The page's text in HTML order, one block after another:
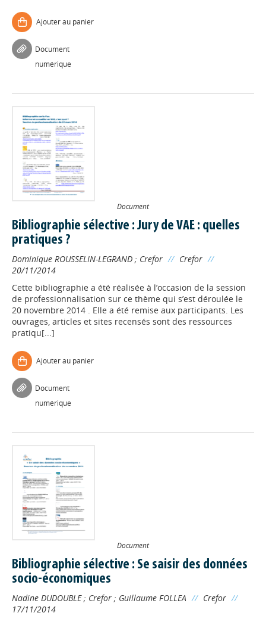
Ajouter au panier
Document
numérique
Document
Bibliographie sélective : Jury de VAE : quelles
pratiques ?
Dominique ROUSSELIN-LEGRAND ; Crefor // Crefor //
20/11/2014
Cette bibliographie a été réalisée à l’occasion de la session
de professionnalisation sur ce thème qui s’est déroulée le
20 novembre 2014 . Elle a été remise aux participants. Les
ouvrages, articles et sites recensés sont des ressources
pratiqu[...]
Ajouter au panier
Document
numérique
Document
Bibliographie sélective : Se saisir des données
socio-économiques
Nadine DUDOUBLE; Crefor ; Guillaume FOLLEA // Crefor //
17/11/2014